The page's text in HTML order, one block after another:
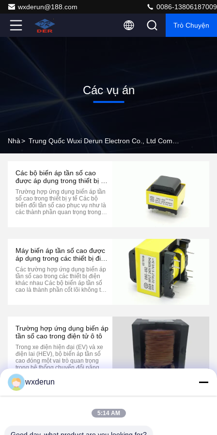
wxderun@188.com 0086-13806187009
Trò Chuyện
Các vụ án
Nhà>
Các bộ biến áp tần số cao
được áp dụng trong thiết bị y
tế.
Trường hợp ứng dụng biến áp tần
số cao trong thiết bị y tế Các bộ
biến đổi tần số cao phục vụ như là
các thành phần quan trọng trong
khẩn cấpCác thiết bị này sử dụng
các b...
Máy biến áp tần số cao được
áp dụng trong các thiết bị điện
khác nhau.
Các trường hợp ứng dụng biến áp
tần số cao trong các thiết bị điện
khác nhau Các bộ biến áp tần số
cao là thành phần cốt lõi không thể
chuyển đ...
Trường hợp ứng dụng biến áp
tần số cao trong điện tử ô tô
Trong xe điện hiện đại (EV) và xe
điện lai (HEV), bộ biến áp tần số
cao đóng một vai trò quan trọng
trong hệ thống chuyển đổi năng
lượng trên xe,đặc biệt là trong bộ
chuyển đổi DC-DC của một chiếc
sedan điện thuần túy cỡ trung bình
được tung ra bởi một nhà sản xuất
wxderun
5:14 AM